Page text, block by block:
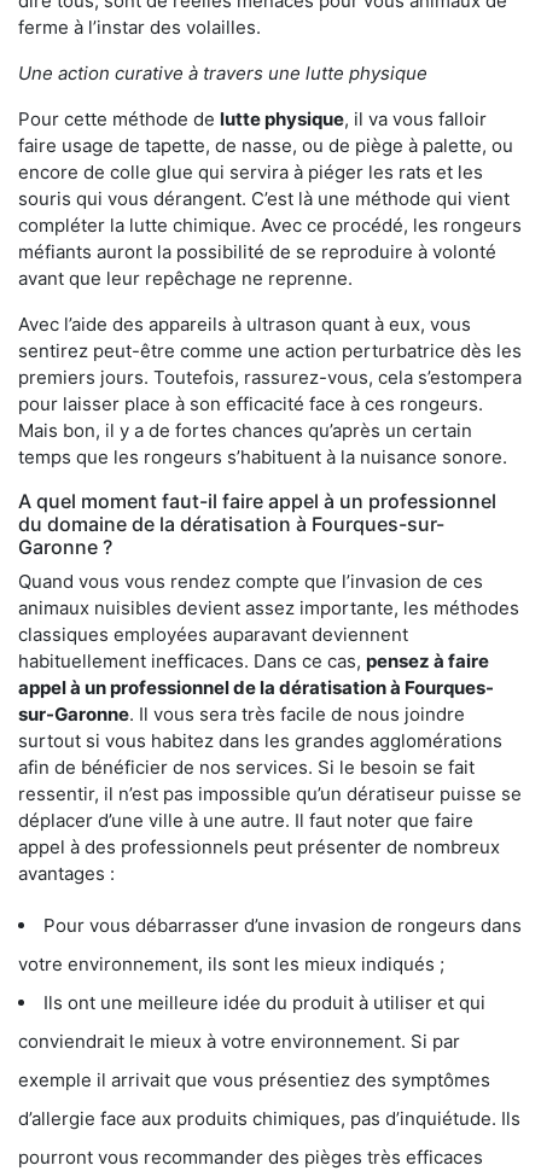
ferme à l’instar des volailles.
Une action curative à travers une lutte physique
Pour cette méthode de lutte physique, il va vous falloir
faire usage de tapette, de nasse, ou de piège à palette, ou
encore de colle glue qui servira à piéger les rats et les
souris qui vous dérangent. C’est là une méthode qui vient
compléter la lutte chimique. Avec ce procédé, les rongeurs
méfiants auront la possibilité de se reproduire à volonté
avant que leur repêchage ne reprenne.
Avec l’aide des appareils à ultrason quant à eux, vous
sentirez peut-être comme une action perturbatrice dès les
premiers jours. Toutefois, rassurez-vous, cela s’estompera
pour laisser place à son efficacité face à ces rongeurs.
Mais bon, il y a de fortes chances qu’après un certain
temps que les rongeurs s’habituent à la nuisance sonore.
A quel moment faut-il faire appel à un professionnel
du domaine de la dératisation à Fourques-sur-
Garonne ?
Quand vous vous rendez compte que l’invasion de ces
animaux nuisibles devient assez importante, les méthodes
classiques employées auparavant deviennent
habituellement inefficaces. Dans ce cas, pensez à faire
appel à un professionnel de la dératisation à Fourques-
sur-Garonne. Il vous sera très facile de nous joindre
surtout si vous habitez dans les grandes agglomérations
afin de bénéficier de nos services. Si le besoin se fait
ressentir, il n’est pas impossible qu’un dératiseur puisse se
déplacer d’une ville à une autre. Il faut noter que faire
appel à des professionnels peut présenter de nombreux
avantages :
Pour vous débarrasser d’une invasion de rongeurs dans
votre environnement, ils sont les mieux indiqués ;
Ils ont une meilleure idée du produit à utiliser et qui
conviendrait le mieux à votre environnement. Si par
exemple il arrivait que vous présentiez des symptômes
d’allergie face aux produits chimiques, pas d’inquiétude. Ils
pourront vous recommander des pièges très efficaces